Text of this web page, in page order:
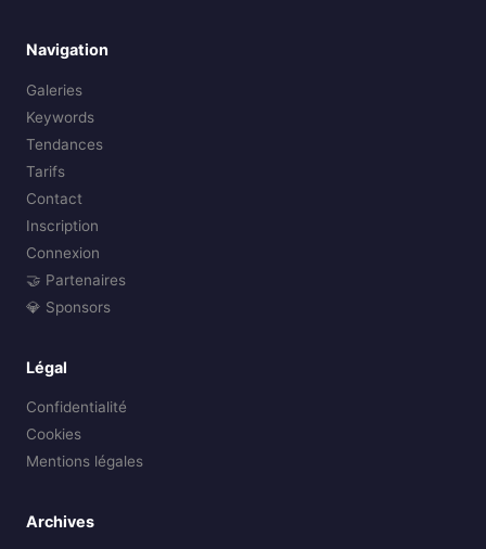
Navigation
Galeries
Keywords
Tendances
Tarifs
Contact
Inscription
Connexion
🤝 Partenaires
💎 Sponsors
Légal
Confidentialité
Cookies
Mentions légales
Archives